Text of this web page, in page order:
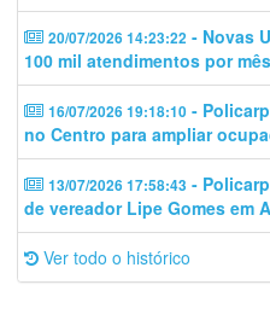
20/07/2026 14:23:22 - Novas
100 mil atendimentos por
16/07/2026 19:18:10 -
no Centro para ampliar
13/07/2026 17:58:43 -
de vereador Lipe Gomes em
Ver todo o histórico